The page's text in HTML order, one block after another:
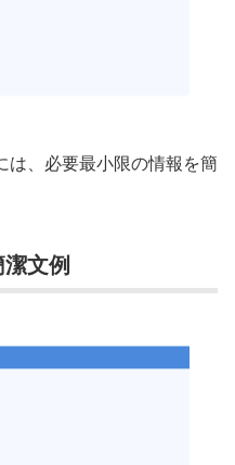
は、必要最小限の情報を簡
文例